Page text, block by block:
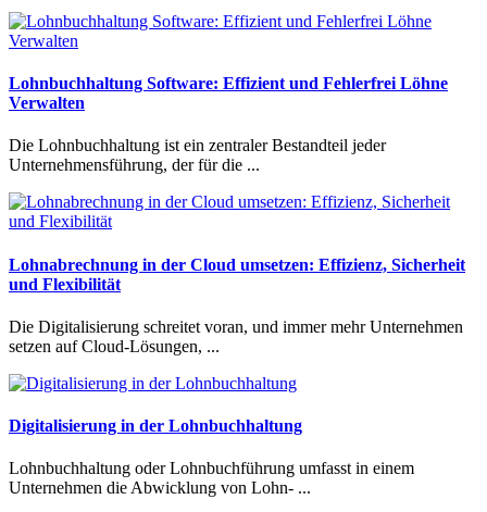
Lohnbuchhaltung Software: Effizient und Fehlerfrei Löhne
Verwalten
Die Lohnbuchhaltung ist ein zentraler Bestandteil jeder
Unternehmensführung, der für die ...
Lohnabrechnung in der Cloud umsetzen: Effizienz, Sicherheit
und Flexibilität
Die Digitalisierung schreitet voran, und immer mehr Unternehmen
setzen auf Cloud-Lösungen, ...
Digitalisierung in der Lohnbuchhaltung
Lohnbuchhaltung oder Lohnbuchführung umfasst in einem
Unternehmen die Abwicklung von Lohn- ...